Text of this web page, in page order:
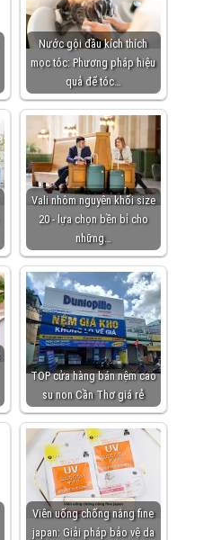
Nước gội đầu kích thích
mọc tóc: Phương pháp hiệu
quả để tóc…
Vali nhôm nguyên khối size
20 - lựa chọn bền bỉ cho
những…
TOP cửa hàng bán nệm cao
su non Cần Thơ giá rẻ
Viên uống chống nắng fine
japan: Giải pháp bảo vệ da